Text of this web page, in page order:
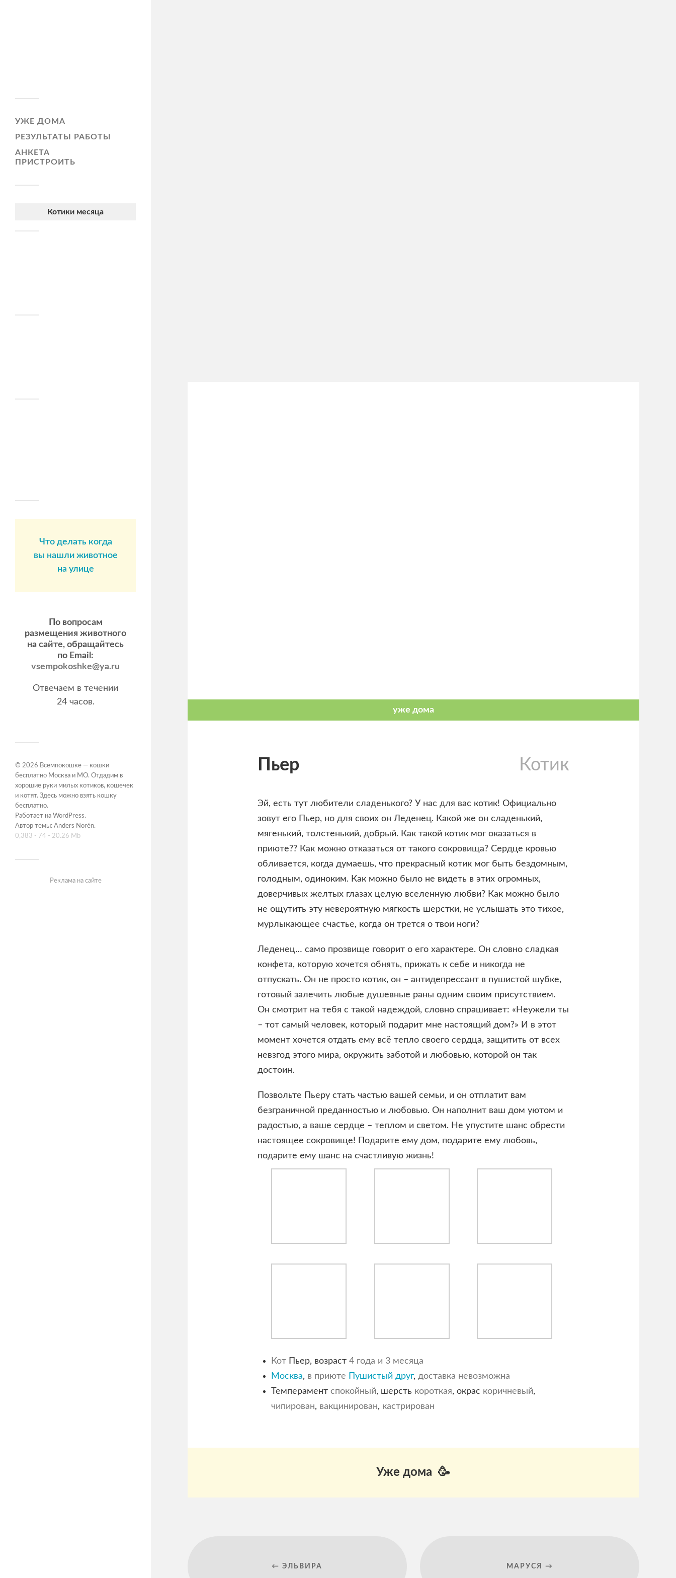
УЖЕ ДОМА
РЕЗУЛЬТАТЫ РАБОТЫ
АНКЕТА
ПРИСТРОИТЬ
Котики месяца
Что делать когда
вы нашли животное
на улице
По вопросам
размещения животного
на сайте, обращайтесь
по Email:
vsempokoshke@ya.ru
Отвечаем в течении
24 часов.
© 2026 Всемпокошке — кошки
бесплатно Москва и МО. Отдадим в
хорошие руки милых котиков, кошечек
и котят. Здесь можно взять кошку
бесплатно.
Работает на WordPress.
Автор темы: Anders Norén.
0,383 - 74 - 20.26 Mb
Реклама на сайте
Котик
Пьер
Эй, есть тут любители сладенького? У нас для вас котик! Официально
зовут его Пьер, но для своих он Леденец. Какой же он сладенький,
мягенький, толстенький, добрый. Как такой котик мог оказаться в
приюте?? Как можно отказаться от такого сокровища? Сердце кровью
обливается, когда думаешь, что прекрасный котик мог быть бездомным,
голодным, одиноким. Как можно было не видеть в этих огромных,
доверчивых желтых глазах целую вселенную любви? Как можно было
не ощутить эту невероятную мягкость шерстки, не услышать это тихое,
мурлыкающее счастье, когда он трется о твои ноги?
Леденец… само прозвище говорит о его характере. Он словно сладкая
конфета, которую хочется обнять, прижать к себе и никогда не
отпускать. Он не просто котик, он – антидепрессант в пушистой шубке,
готовый залечить любые душевные раны одним своим присутствием.
Он смотрит на тебя с такой надеждой, словно спрашивает: «Неужели ты
– тот самый человек, который подарит мне настоящий дом?» И в этот
момент хочется отдать ему всё тепло своего сердца, защитить от всех
невзгод этого мира, окружить заботой и любовью, которой он так
достоин.
Позвольте Пьеру стать частью вашей семьи, и он отплатит вам
безграничной преданностью и любовью. Он наполнит ваш дом уютом и
радостью, а ваше сердце – теплом и светом. Не упустите шанс обрести
настоящее сокровище! Подарите ему дом, подарите ему любовь,
подарите ему шанс на счастливую жизнь!
КотПьер, возраст 4 года и 3 месяца
Москва, в приюте Пушистый друг, доставка невозможна
Темперамент спокойный, шерсть короткая, окрас коричневый,
чипирован, вакцинирован, кастрирован
Уже дома 🥳
← ЭЛЬВИРА МАРУСЯ →